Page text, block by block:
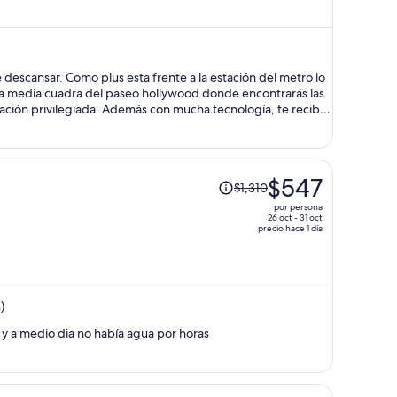
ahora
de
$335
por
Como plus esta frente a la estación del metro lo
media cuadra del paseo hollywood donde encontrarás las
privilegiada. Además con mucha tecnología, te recibe
me encantó. No importa el idioma que hables la
ti. Sin duda volvería a este hotel.
El
precio
ahora
persona
$1,310$547
por persona
26 oct - 31 oct
precio hace 1 día
a medio dia no había agua por horas